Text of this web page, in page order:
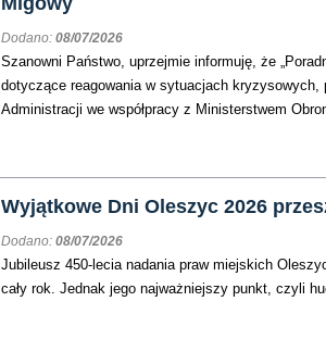
Dodano:08/07/2026
Szanowni Państwo, uprzejmie informuję, że
dotyczące reagowania w sytuacjach
Administracji we współpracy z Ministerstwem
Wyjątkowe Dni Oleszyc 2026
Dodano:08/07/2026
Jubileusz 450-lecia nadania praw miejskich
cały rok. Jednak jego najważniejszy punkt, czyli